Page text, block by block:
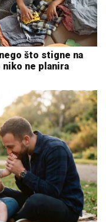
što stigne na
ne planira